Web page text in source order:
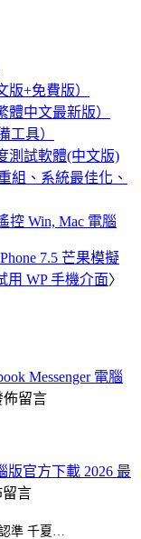
+免費版）
體中文最新版）
工具）
測試軟體(中文版)
組、系統最佳化、
控 Win, Mac 電腦
7.5 芒果模擬
用 WP 手機介面〉
Messenger 電腦
佈留言
版官方下載 2026 最
留言
準 千夏…